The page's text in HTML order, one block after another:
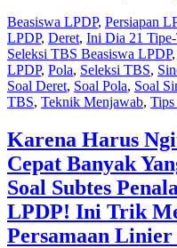
Beasiswa LPDP, Persiapan
LPDP, Deret, Ini Dia 21
Seleksi TBS Beasiswa LPDP,
LPDP, Pola, Seleksi TBS,
Soal Deret, Soal Pola, Soal
TBS, Teknik Menjawab,
Karena Harus
Cepat Banyak
Soal Subtes
LPDP! Ini Trik
Persamaan